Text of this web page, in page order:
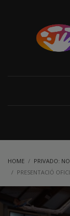
HOME PRIVADO:
PRESENTACIÓ